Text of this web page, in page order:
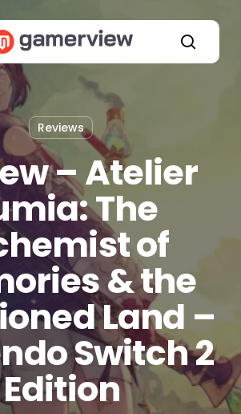
search
Reviews
– Atelier
The
of
& the
Land –
Switch 2
Edition